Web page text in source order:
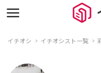
イチオシ イチオシスト一覧